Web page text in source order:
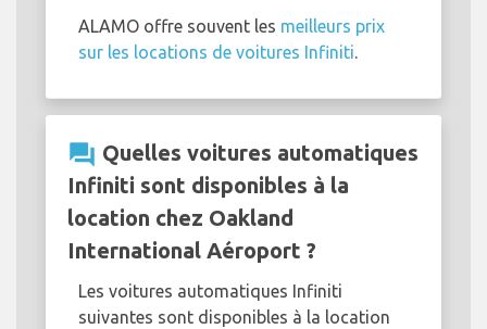
ALAMO offre souvent les meilleurs prix
sur les locations de voitures Infiniti.
question_answer Quelles voitures automatiques
Infiniti sont disponibles à la
location chez Oakland
International Aéroport ?
Les voitures automatiques Infiniti
suivantes sont disponibles à la location